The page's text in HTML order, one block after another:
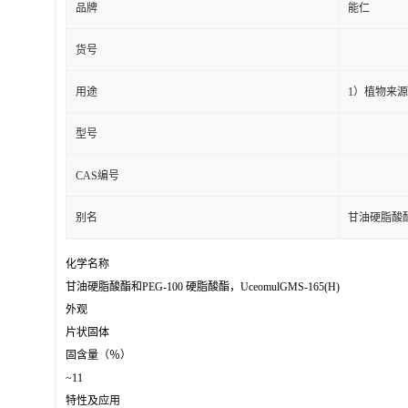
品牌 能仁
货号
用途 1）植物来
型号
CAS编号
别名 甘油硬脂酸
化学名称
甘油硬脂酸酯和PEG-100 硬脂酸酯，UceomulGMS-165(H)
外观
片状固体
固含量（％）
~11
特性及应用